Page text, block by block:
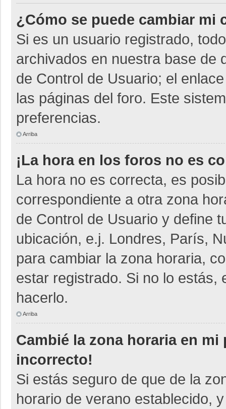
¿Cómo se puede cambiar mi
Si es un usuario registrado,
archivados en nuestra base de
de Control de Usuario; el
las páginas del foro. Este
preferencias.
Arriba
¡La hora en los foros no es
La hora no es correcta, es
correspondiente a otra zona
de Control de Usuario y define
ubicación, e.j. Londres, París,
para cambiar la zona horaria,
estar registrado. Si no lo estás,
hacerlo.
Arriba
Cambié la zona horaria en
incorrecto!
Si estás seguro de que de la
horario de verano establecido,